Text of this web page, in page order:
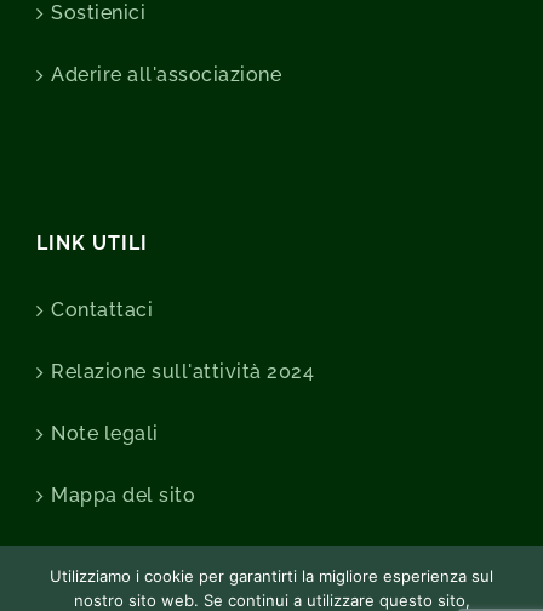
Sostienici
Aderire all'associazione
LINK UTILI
Contattaci
Relazione sull'attività 2024
Note legali
Mappa del sito
Utilizziamo i cookie per garantirti la migliore esperienza sul
nostro sito web. Se continui a utilizzare questo sito,